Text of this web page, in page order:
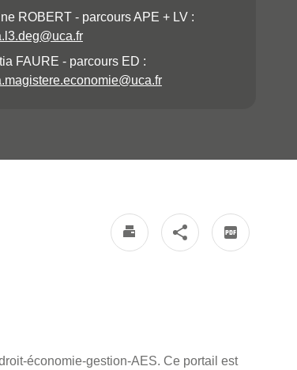
ROBERT - parcours APE + LV :
FAURE - parcours ED :
économie-gestion-AES. Ce portail est